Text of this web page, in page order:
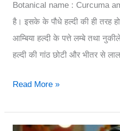
Botanical name : Curcuma
है। इसके के पौधे हल्दी की ही तरह
आम्बिया हल्दी के पत्ते लम्बे तथा
हल्दी की गांठ छोटी और भीतर से
आमिया
Read More »